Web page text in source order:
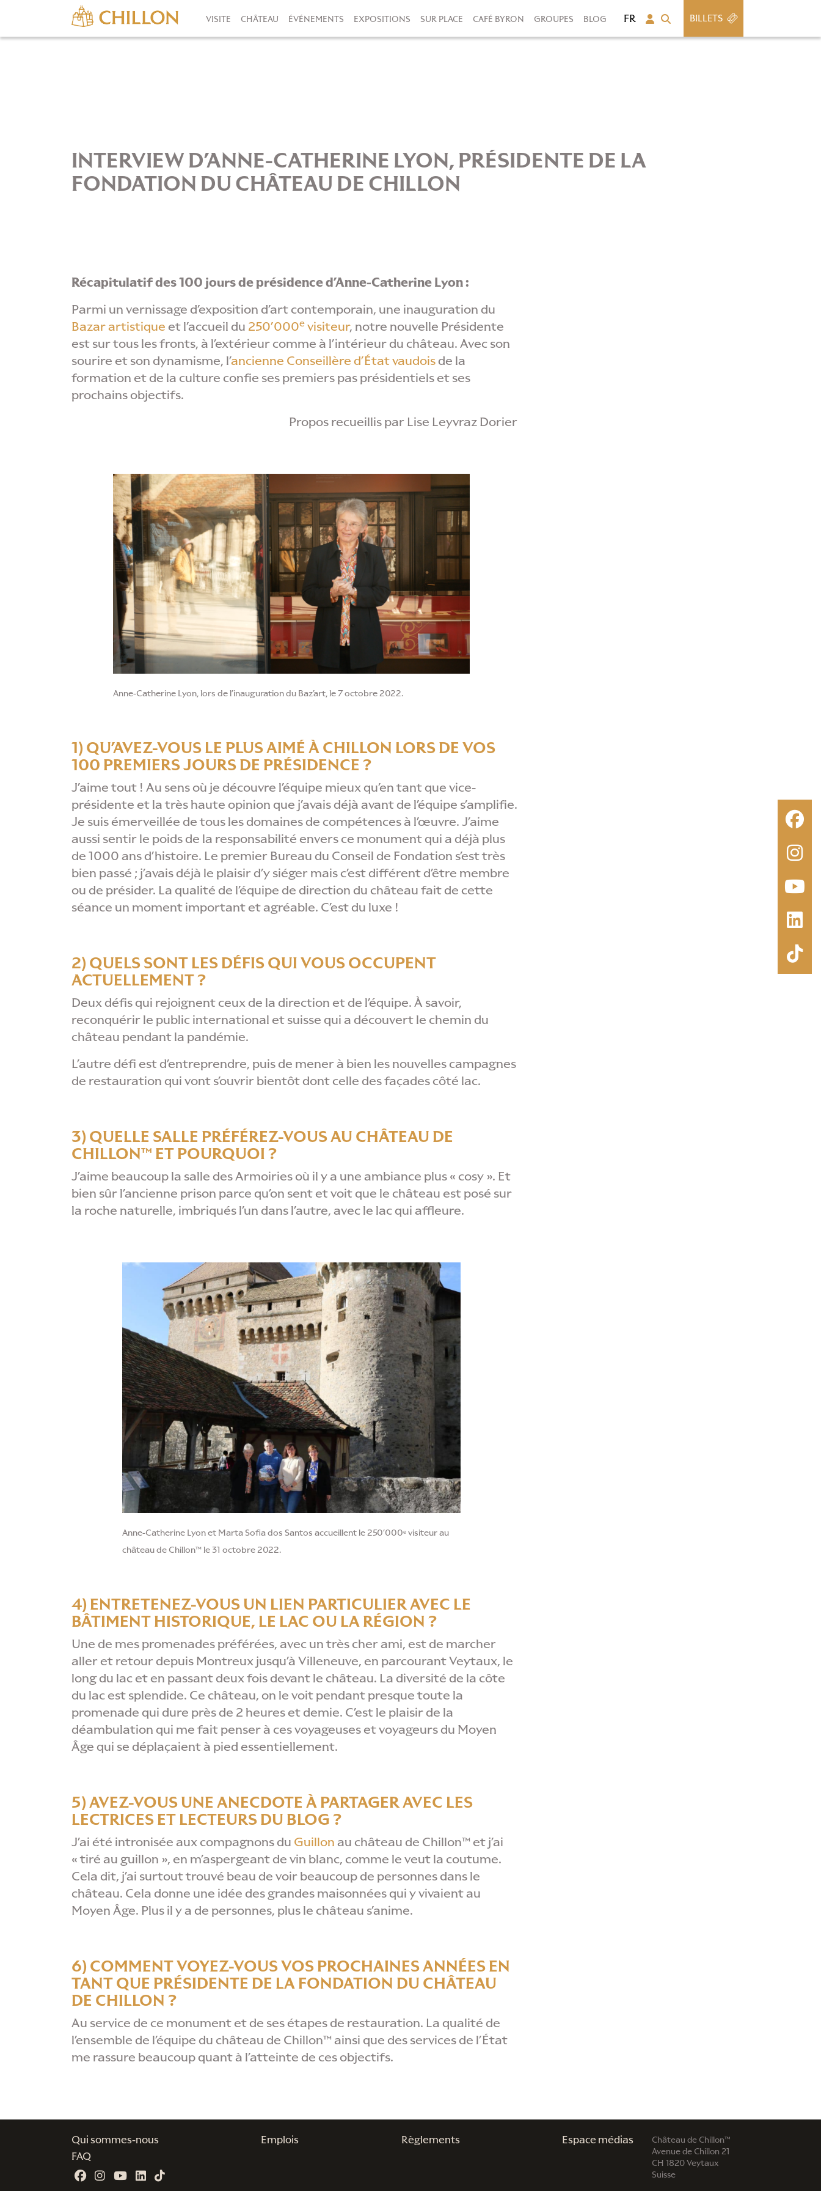
VISITE CHÂTEAU ÉVÉNEMENTS EXPOSITIONS SUR PLACE CAFÉ BYRON GROUPES BLOG BILLETS
INTERVIEW D’ANNE-CATHERINE LYON, PRÉSIDENTE DE LA
FONDATION DU CHÂTEAU DE CHILLON
Récapitulatif des 100 jours de présidence d’Anne-Catherine Lyon :
Parmi un vernissage d’exposition d’art contemporain, une inauguration du
Bazar artistique et l’accueil du 250’000e visiteur, notre nouvelle Présidente
est sur tous les fronts, à l’extérieur comme à l’intérieur du château. Avec son
sourire et son dynamisme, l’ancienne Conseillère d’État vaudois de la
formation et de la culture confie ses premiers pas présidentiels et ses
prochains objectifs.
Propos recueillis par Lise Leyvraz Dorier
Anne-Catherine Lyon, lors de l’inauguration du Baz’art, le 7 octobre 2022.
1) QU’AVEZ-VOUS LE PLUS AIMÉ À CHILLON LORS DE VOS
100 PREMIERS JOURS DE PRÉSIDENCE ?
J’aime tout ! Au sens où je découvre l’équipe mieux qu’en tant que vice-
présidente et la très haute opinion que j’avais déjà avant de l’équipe s’amplifie.
Je suis émerveillée de tous les domaines de compétences à l’œuvre. J’aime
aussi sentir le poids de la responsabilité envers ce monument qui a déjà plus
de 1000 ans d’histoire. Le premier Bureau du Conseil de Fondation s’est très
bien passé ; j’avais déjà le plaisir d’y siéger mais c’est différent d’être membre
ou de présider. La qualité de l’équipe de direction du château fait de cette
séance un moment important et agréable. C’est du luxe !
2) QUELS SONT LES DÉFIS QUI VOUS OCCUPENT
ACTUELLEMENT ?
Deux défis qui rejoignent ceux de la direction et de l’équipe. À savoir,
reconquérir le public international et suisse qui a découvert le chemin du
château pendant la pandémie.
L’autre défi est d’entreprendre, puis de mener à bien les nouvelles campagnes
de restauration qui vont s’ouvrir bientôt dont celle des façades côté lac.
3) QUELLE SALLE PRÉFÉREZ-VOUS AU CHÂTEAU DE
CHILLON™ ET POURQUOI ?
J’aime beaucoup la salle des Armoiries où il y a une ambiance plus « cosy ». Et
bien sûr l’ancienne prison parce qu’on sent et voit que le château est posé sur
la roche naturelle, imbriqués l’un dans l’autre, avec le lac qui affleure.
Anne-Catherine Lyon et Marta Sofia dos Santos accueillent le 250’000ᵉ visiteur au
château de Chillon™ le 31 octobre 2022.
4) ENTRETENEZ-VOUS UN LIEN PARTICULIER AVEC LE
BÂTIMENT HISTORIQUE, LE LAC OU LA RÉGION ?
Une de mes promenades préférées, avec un très cher ami, est de marcher
aller et retour depuis Montreux jusqu’à Villeneuve, en parcourant Veytaux, le
long du lac et en passant deux fois devant le château. La diversité de la côte
du lac est splendide. Ce château, on le voit pendant presque toute la
promenade qui dure près de 2 heures et demie. C’est le plaisir de la
déambulation qui me fait penser à ces voyageuses et voyageurs du Moyen
Âge qui se déplaçaient à pied essentiellement.
5) AVEZ-VOUS UNE ANECDOTE À PARTAGER AVEC LES
LECTRICES ET LECTEURS DU BLOG ?
J’ai été intronisée aux compagnons du Guillon au château de Chillon™ et j’ai
« tiré au guillon », en m’aspergeant de vin blanc, comme le veut la coutume.
Cela dit, j’ai surtout trouvé beau de voir beaucoup de personnes dans le
château. Cela donne une idée des grandes maisonnées qui y vivaient au
Moyen Âge. Plus il y a de personnes, plus le château s’anime.
6) COMMENT VOYEZ-VOUS VOS PROCHAINES ANNÉES EN
TANT QUE PRÉSIDENTE DE LA FONDATION DU CHÂTEAU
DE CHILLON ?
Au service de ce monument et de ses étapes de restauration. La qualité de
l’ensemble de l’équipe du château de Chillon™ ainsi que des services de l’État
me rassure beaucoup quant à l’atteinte de ces objectifs.
Qui sommes-nous Emplois Règlements
Espace médias
FAQ
Château de Chillon™
Avenue de Chillon 21
CH 1820 Veytaux
Suisse